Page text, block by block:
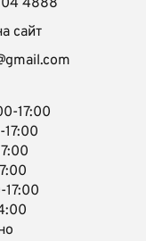
4888
сайт
17:00
17:00